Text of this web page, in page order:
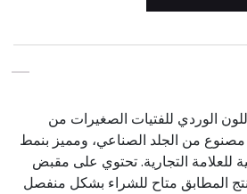
الوردي للفتيات الصغيرات من
مصنوع من الجلد الصناعي، ومميز بنمط
للعلامة التجارية. تحتوي على مقبض
المطابق متاح للشراء بشكل منفصل